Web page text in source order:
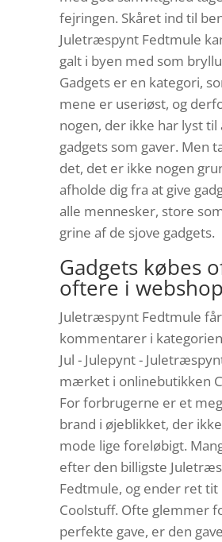
fejringen. Skåret ind til
Juletræspynt Fedtmule
galt i byen med som
Gadgets er en kategori,
mene er useriøst, og
nogen, der ikke har lyst til
gadgets som gaver. Men
det, det er ikke nogen
afholde dig fra at give
alle mennesker, store
grine af de sjove gadgets.
Gadgets købes
oftere i
Juletræspynt Fedtmule
kommentarer i
Jul - Julepynt -
mærket i onlinebutikken
For forbrugerne er et
brand i øjeblikket, der
mode lige foreløbigt.
efter den billigste
Fedtmule, og ender ret tit
Coolstuff. Ofte glemmer
perfekte gave, er den